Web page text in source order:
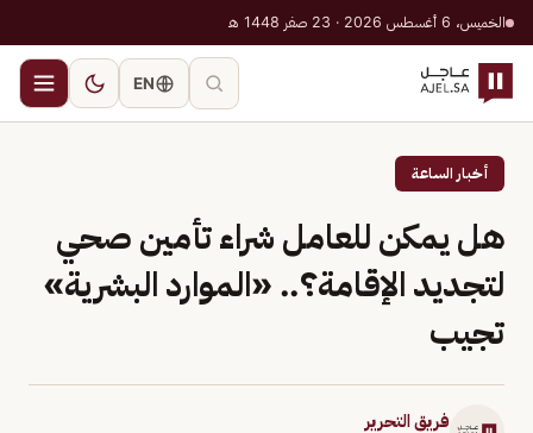
الخميس، 6 أغسطس 2026 · 23 صفر 1448 هـ
EN
أخبار الساعة
هل يمكن للعامل شراء تأمين صحي
لتجديد الإقامة؟.. «الموارد البشرية»
تجيب
فريق التحرير